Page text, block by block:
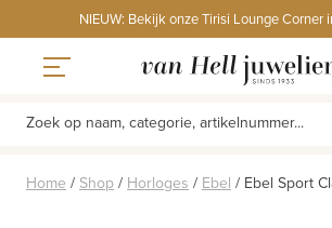
to
content
NIEUW: Bekijk onze Tirisi Lounge Corner
Zoek op naam, categorie, artikelnummer...
Home / Shop / Horloges / Ebel / Ebel Sport